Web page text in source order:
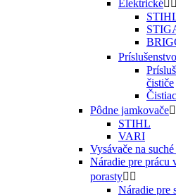
Elektrické 
Príslušenstvo
čističe
Pôdne jamkovače
STIHL
VARI
Vysávače na
Náradie pre prácu
porasty 
Náradie pre